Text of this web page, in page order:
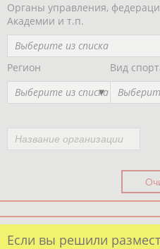
Органы управления,
Академии и т.п.
Выберите из списка
Регион
Выберите из списка
Вид
Если вы решили